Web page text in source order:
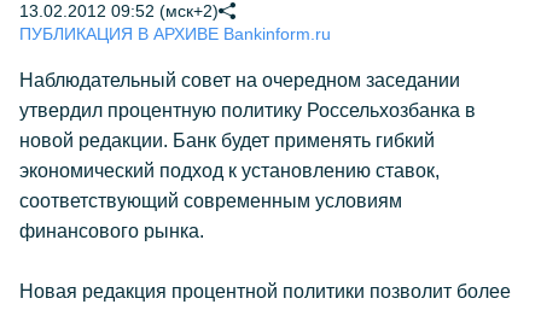
13.02.2012 09:52 (мск+2)
ПУБЛИКАЦИЯ В АРХИВЕ Bankinform.ru
Наблюдательный совет на очередном заседании
утвердил процентную политику Россельхозбанка в
новой редакции. Банк будет применять гибкий
экономический подход к установлению ставок,
соответствующий современным условиям
финансового рынка.
Новая редакция процентной политики позволит более